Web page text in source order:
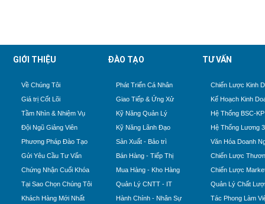
GIỚI THIỆU
Về Chúng Tôi
Giá trị Cốt Lõi
Tầm Nhìn & Nhiệm Vụ
Đội Ngũ Giảng Viên
Phương Pháp Đào Tạo
Gửi Yêu Cầu Tư Vấn
Chứng Nhận Cuối Khóa
Tại Sao Chọn Chúng Tôi
Khách Hàng Mới Nhất
ĐÀO TẠO
Phát Triển Cá Nhân
Giao Tiếp & Ứng Xử
Kỹ Năng Quản Lý
Kỹ Năng Lãnh Đạo
Sản Xuất - Bảo trì
Bán Hàng - Tiếp Thị
Mua Hàng - Kho Hàng
Quản Lý CNTT - IT
Hành Chính - Nhân Sự
TƯ VẤN
Chiến Lược Kinh
Kế Hoạch Kinh
Hệ Thống BSC-
Hệ Thống Lương
Văn Hóa Doanh
Chiến Lược
Chiến Lược
Quản Lý Chất
Tác Phong Làm